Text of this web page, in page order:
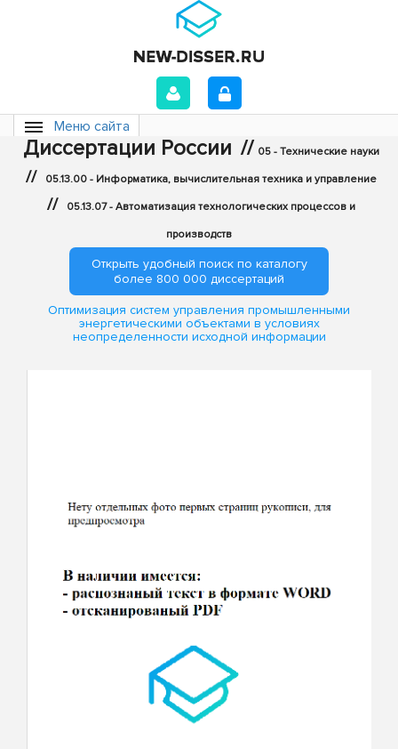
Меню сайта
Диссертации России // 05 - Технические науки
// 05.13.00 - Информатика, вычислительная техника и управление
// 05.13.07 - Автоматизация технологических процессов и
производств
Открыть удобный поиск по каталогу
более 800 000 диссертаций
Оптимизация систем управления промышленными
энергетическими объектами в условиях
неопределенности исходной информации